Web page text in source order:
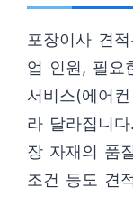
포장이사 견
업 인원, 필요
서비스(에어
라 달라집니
장 자재의 품
조건 등도 견